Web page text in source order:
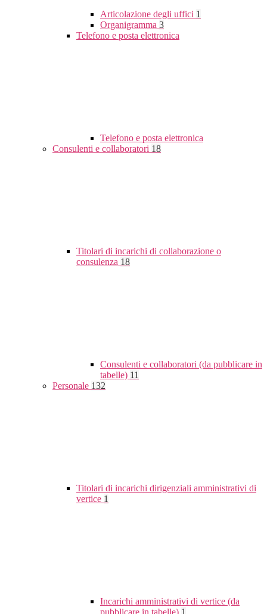
Articolazione degli uffici 1
Organigramma 3
Telefono e posta elettronica
Telefono e posta elettronica
Consulenti e collaboratori 18
Titolari di incarichi di collaborazione o
consulenza 18
Consulenti e collaboratori (da pubblicare in
tabelle) 11
Personale 132
Titolari di incarichi dirigenziali amministrativi di
vertice 1
Incarichi amministrativi di vertice (da